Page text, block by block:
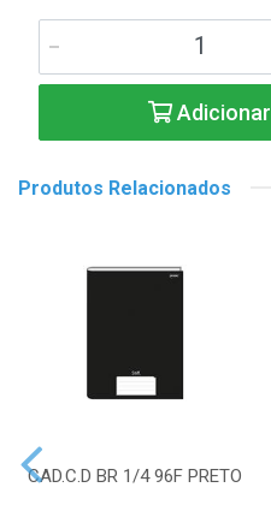
Produtos Relacionados
CAD.C.D BR 1/4 96F PRETO